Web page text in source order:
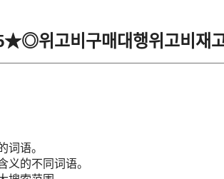
위고비구매대행위고비재
词语。
义的不同词语。